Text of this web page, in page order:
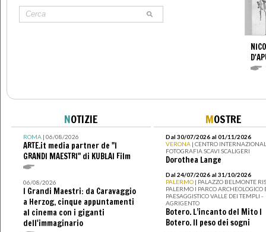
NOTIZIE
ROMA| 06/08/2026
ARTE.it media partner de "I
GRANDI MAESTRI" di KUBLAI Film
06/08/2026
I Grandi Maestri: da Caravaggio
a Herzog, cinque appuntamenti
al cinema con i giganti
dell'immaginario
MOSTRE
Dal 30/07/2026 al 01/11/2026
VERONA | CENTRO
FOTOGRAFIA SCAVI SCALIGERI
Dorothea Lange
Dal 24/07/2026 al 31/10/2026
PALERMO | PALAZZO BELMONTE
PALERMO I PARCO ARCHEOLOGICO
PAESAGGISTICO VALLE DEI TEMPLI -
AGRIGENTO
Botero. L’incanto del Mito I
Botero. Il peso dei sogni